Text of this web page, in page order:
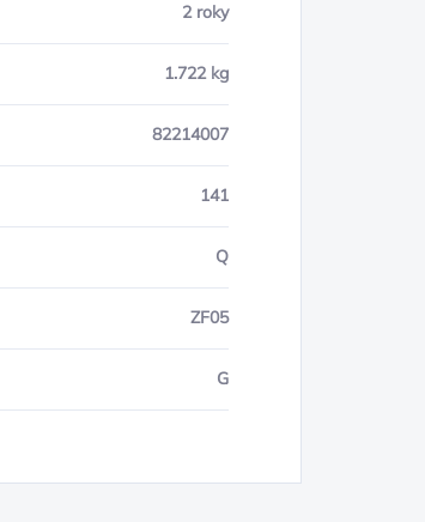
2 roky
1.722 kg
82214007
141
Q
ZF05
G